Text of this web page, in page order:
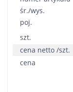
śr./wys.
poj.
szt.
cena netto /szt.
cena